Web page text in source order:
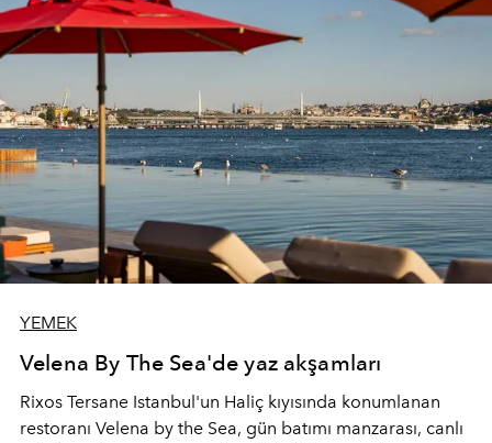
YEMEK
Velena By The Sea'de yaz akşamları
Rixos Tersane Istanbul'un Haliç kıyısında konumlanan
restoranı Velena by the Sea, gün batımı manzarası, canlı